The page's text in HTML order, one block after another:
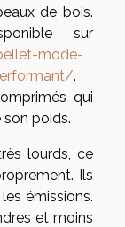
de bois.
sur
mode-
.
qui
son poids.
lourds, ce
Ils
émissions.
et moins